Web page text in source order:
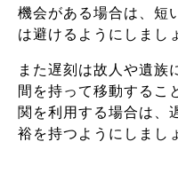
機会がある場合は、短
は避けるようにしまし
また遅刻は故人や遺族
間を持って移動するこ
関を利用する場合は、
裕を持つようにしまし